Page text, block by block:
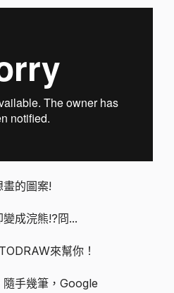
的圖案!
成浣熊!?冏...
來幫你！
隨手幾筆，Google